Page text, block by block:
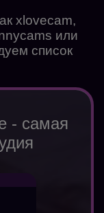
xlovecam,
или
список
- самая